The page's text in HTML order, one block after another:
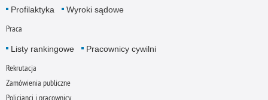
Profilaktyka
Wyroki sądowe
Praca
Listy rankingowe Pracownicy cywilni
Rekrutacja
Zamówienia publiczne
Policjanci i pracownicy